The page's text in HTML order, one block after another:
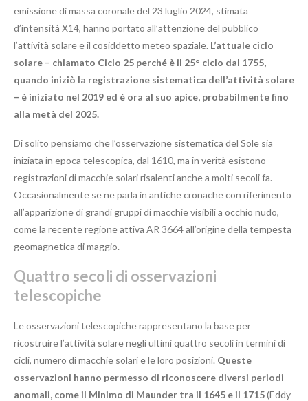
emissione di massa coronale del 23 luglio 2024, stimata
d’intensità X14, hanno portato all’attenzione del pubblico
l’attività solare e il cosiddetto meteo spaziale. L’attuale ciclo
solare – chiamato Ciclo 25 perché è il 25° ciclo dal 1755,
quando iniziò la registrazione sistematica dell’attività solare
– è iniziato nel 2019 ed è ora al suo apice, probabilmente fino
alla metà del 2025.
Di solito pensiamo che l’osservazione sistematica del Sole sia
iniziata in epoca telescopica, dal 1610, ma in verità esistono
registrazioni di macchie solari risalenti anche a molti secoli fa.
Occasionalmente se ne parla in antiche cronache con riferimento
all’apparizione di grandi gruppi di macchie visibili a occhio nudo,
come la recente regione attiva AR 3664 all’origine della tempesta
geomagnetica di maggio.
Quattro secoli di osservazioni
telescopiche
Le osservazioni telescopiche rappresentano la base per
ricostruire l’attività solare negli ultimi quattro secoli in termini di
cicli, numero di macchie solari e le loro posizioni. Queste
osservazioni hanno permesso di riconoscere diversi periodi
anomali, come il Minimo di Maunder tra il 1645 e il 1715(Eddy